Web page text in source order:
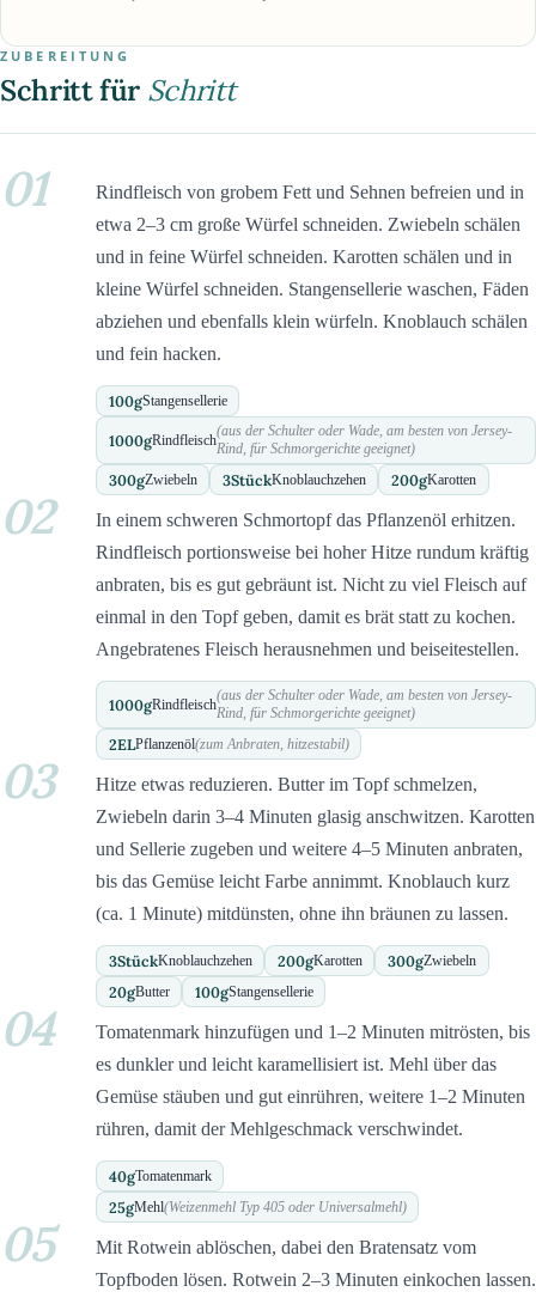
ZUBEREITUNG
Schritt für Schritt
01
Rindfleisch von grobem Fett und Sehnen befreien und in
etwa 2–3 cm große Würfel schneiden. Zwiebeln schälen
und in feine Würfel schneiden. Karotten schälen und in
kleine Würfel schneiden. Stangensellerie waschen, Fäden
abziehen und ebenfalls klein würfeln. Knoblauch schälen
und fein hacken.
100gStangensellerie
1000gRindfleisch
(aus der Schulter oder Wade, am besten von Jersey-
Rind, für Schmorgerichte geeignet)
300gZwiebeln 3StückKnoblauchzehen 200gKarotten
02
In einem schweren Schmortopf das Pflanzenöl erhitzen.
Rindfleisch portionsweise bei hoher Hitze rundum kräftig
anbraten, bis es gut gebräunt ist. Nicht zu viel Fleisch auf
einmal in den Topf geben, damit es brät statt zu kochen.
Angebratenes Fleisch herausnehmen und beiseitestellen.
1000gRindfleisch
(aus der Schulter oder Wade, am besten von Jersey-
Rind, für Schmorgerichte geeignet)
2ELPflanzenöl(zum Anbraten, hitzestabil)
03
Hitze etwas reduzieren. Butter im Topf schmelzen,
Zwiebeln darin 3–4 Minuten glasig anschwitzen. Karotten
und Sellerie zugeben und weitere 4–5 Minuten anbraten,
bis das Gemüse leicht Farbe annimmt. Knoblauch kurz
(ca. 1 Minute) mitdünsten, ohne ihn bräunen zu lassen.
3StückKnoblauchzehen 200gKarotten 300gZwiebeln
20gButter 100gStangensellerie
04
Tomatenmark hinzufügen und 1–2 Minuten mitrösten, bis
es dunkler und leicht karamellisiert ist. Mehl über das
Gemüse stäuben und gut einrühren, weitere 1–2 Minuten
rühren, damit der Mehlgeschmack verschwindet.
40gTomatenmark
25gMehl(Weizenmehl Typ 405 oder Universalmehl)
05
Mit Rotwein ablöschen, dabei den Bratensatz vom
Topfboden lösen. Rotwein 2–3 Minuten einkochen lassen.